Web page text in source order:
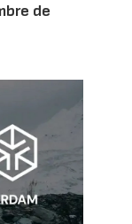
de